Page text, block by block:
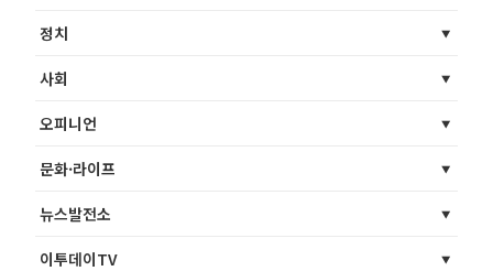
정치
사회
오피니언
문화·라이프
뉴스발전소
이투데이TV